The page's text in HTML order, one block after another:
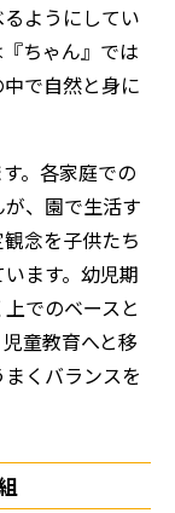
ようにしてい
ちゃん』では
で自然と身に
。各家庭での
、園で生活す
念を子供たち
ます。幼児期
でのベースと
童教育へと移
くバランスを